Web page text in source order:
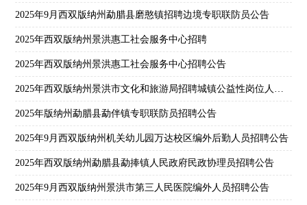
2025年9月西双版纳州勐腊县磨憨镇招聘边境专职联防员公告
2025年西双版纳州景洪惠工社会服务中心招聘
2025年西双版纳州景洪惠工社会服务中心招聘公告
2025年西双版纳州景洪市文化和旅游局招聘城镇公益性岗位人员通告
2025年版纳州勐腊县勐伴镇专职联防员招聘公告
2025年9月西双版纳州机关幼儿园万达校区编外后勤人员招聘公告
2025年西双版纳州勐腊县勐捧镇人民政府民政协理员招聘公告
2025年9月西双版纳州景洪市第三人民医院编外人员招聘公告